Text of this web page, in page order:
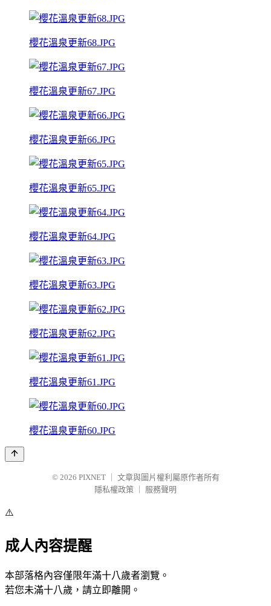
櫻花溫泉更新68.JPG
櫻花溫泉更新67.JPG
櫻花溫泉更新66.JPG
櫻花溫泉更新65.JPG
櫻花溫泉更新64.JPG
櫻花溫泉更新63.JPG
櫻花溫泉更新62.JPG
櫻花溫泉更新61.JPG
櫻花溫泉更新60.JPG
© 2026 PIXNET
文章與圖片權利屬原作者所有
隱私權政策
服務聲明
⚠️
成人內容提醒
本部落格內容僅限年滿十八歲者瀏覽。
若您未滿十八歲，請立即離開。